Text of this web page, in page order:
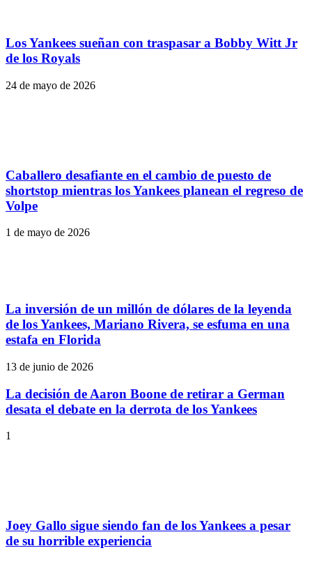
Los Yankees sueñan con traspasar a Bobby Witt Jr
de los Royals
24 de mayo de 2026
Caballero desafiante en el cambio de puesto de
shortstop mientras los Yankees planean el regreso de
Volpe
1 de mayo de 2026
La inversión de un millón de dólares de la leyenda
de los Yankees, Mariano Rivera, se esfuma en una
estafa en Florida
13 de junio de 2026
La decisión de Aaron Boone de retirar a German
desata el debate en la derrota de los Yankees
1
Joey Gallo sigue siendo fan de los Yankees a pesar
de su horrible experiencia